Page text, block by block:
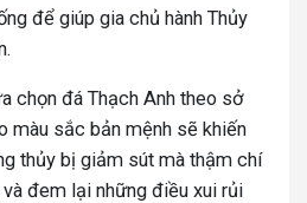
để giúp gia chủ hành Thủy
chọn đá Thạch Anh theo sở
màu sắc bản mệnh sẽ khiến
thủy bị giảm sút mà thậm chí
đem lại những điều xui rủi